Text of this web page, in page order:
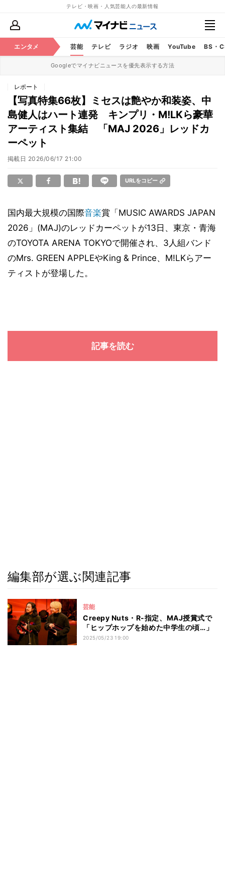
テレビ・映画・人気芸能人の最新情報
エンタメ 芸能 テレビ ラジオ 映画 YouTube BS・
Googleでマイナビニュースを優先表示する方法
レポート
【写真特集66枚】ミセスは艶やか和装姿、中
島健人はハート連発 キンプリ・M!LKら豪華
アーティスト集結 「MAJ 2026」レッドカ
ーペット
掲載日 2026/06/17 21:00
URLをコピー
国内最大規模の国際音楽賞「MUSIC AWARDS JAPAN
2026」(MAJ)のレッドカーペットが13日、東京・青海
のTOYOTA ARENA TOKYOで開催され、3人組バンド
のMrs. GREEN APPLEやKing & Prince、M!LKらアー
ティストが登場した。
記事を読む
編集部が選ぶ関連記事
芸能
Creepy Nuts・R-指定、MAJ授賞式で
「ヒップホップを始めた中学生の頃…」
2025/05/23 19:00